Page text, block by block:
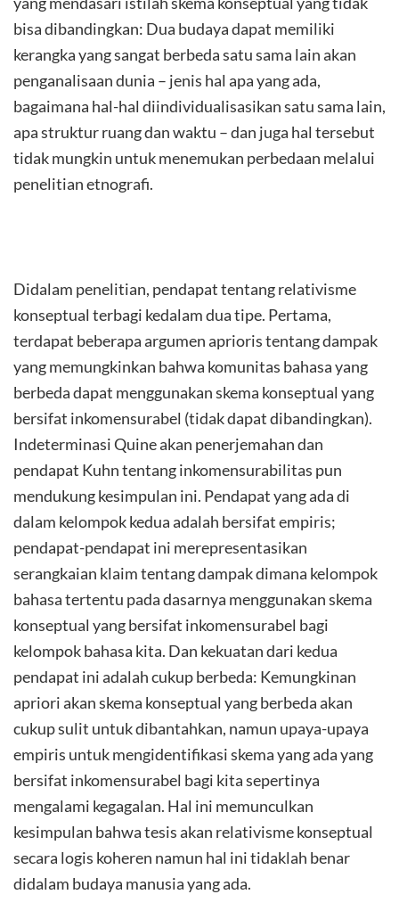
bisa dibandingkan: Dua budaya dapat memiliki
kerangka yang sangat berbeda satu sama lain akan
penganalisaan dunia – jenis hal apa yang ada,
bagaimana hal-hal diindividualisasikan satu sama lain,
apa struktur ruang dan waktu – dan juga hal tersebut
tidak mungkin untuk menemukan perbedaan melalui
penelitian etnografi.
Didalam penelitian, pendapat tentang relativisme
konseptual terbagi kedalam dua tipe. Pertama,
terdapat beberapa argumen aprioris tentang dampak
yang memungkinkan bahwa komunitas bahasa yang
berbeda dapat menggunakan skema konseptual yang
bersifat inkomensurabel (tidak dapat dibandingkan).
Indeterminasi Quine akan penerjemahan dan
pendapat Kuhn tentang inkomensurabilitas pun
mendukung kesimpulan ini. Pendapat yang ada di
dalam kelompok kedua adalah bersifat empiris;
pendapat-pendapat ini merepresentasikan
serangkaian klaim tentang dampak dimana kelompok
bahasa tertentu pada dasarnya menggunakan skema
konseptual yang bersifat inkomensurabel bagi
kelompok bahasa kita. Dan kekuatan dari kedua
pendapat ini adalah cukup berbeda: Kemungkinan
apriori akan skema konseptual yang berbeda akan
cukup sulit untuk dibantahkan, namun upaya-upaya
empiris untuk mengidentifikasi skema yang ada yang
bersifat inkomensurabel bagi kita sepertinya
mengalami kegagalan. Hal ini memunculkan
kesimpulan bahwa tesis akan relativisme konseptual
secara logis koheren namun hal ini tidaklah benar
didalam budaya manusia yang ada.